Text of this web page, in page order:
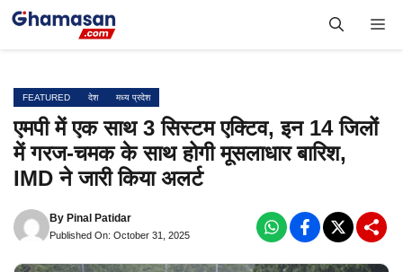
Skip
FEATURED देश मध्य प्रदेश
एमपी में एक साथ 3 सिस्टम एक्टिव, इन 14 जिलों
में गरज-चमक के साथ होगी मूसलाधार बारिश,
IMD ने जारी किया अलर्ट
By Pinal Patidar
Published On: October 31, 2025